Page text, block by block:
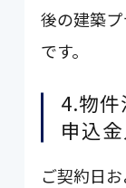
後の建築
です。
4.物
申込金
ご契約日